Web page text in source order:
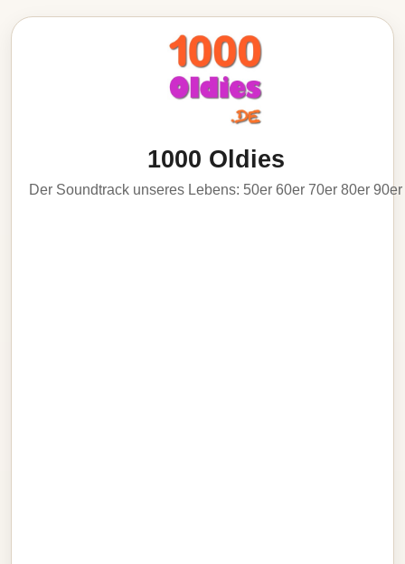
1000 Oldies
Der Soundtrack unseres Lebens: 50er 60er 70er 80er 90er